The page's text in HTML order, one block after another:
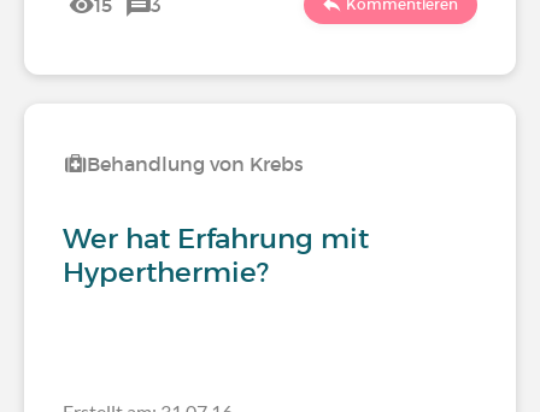
15 3 Kommentieren
Behandlung von Krebs
Wer hat Erfahrung mit
Hyperthermie?